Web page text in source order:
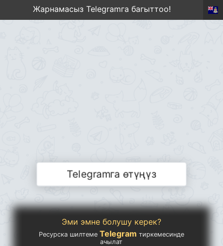
Жарнамасыз Telegramга багыттоо!
Telegramга өтүңүз
Эми эмне болушу керек?
Ресурска шилтеме Telegram тиркемесинде
ачылат